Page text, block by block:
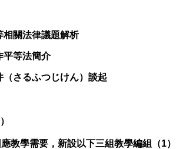
關法律議題解析
平等法簡介
さるふつじけん）談起
教學需要，新設以下三組教學編組（1）